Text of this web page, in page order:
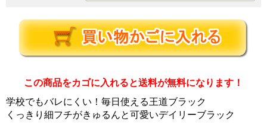
この商品をカゴに入れると送料が無料になります！
学校でもバレにくい！毎日使える王道ブラック
くっきり細フチがきゅるんと可愛いデイリーブラック